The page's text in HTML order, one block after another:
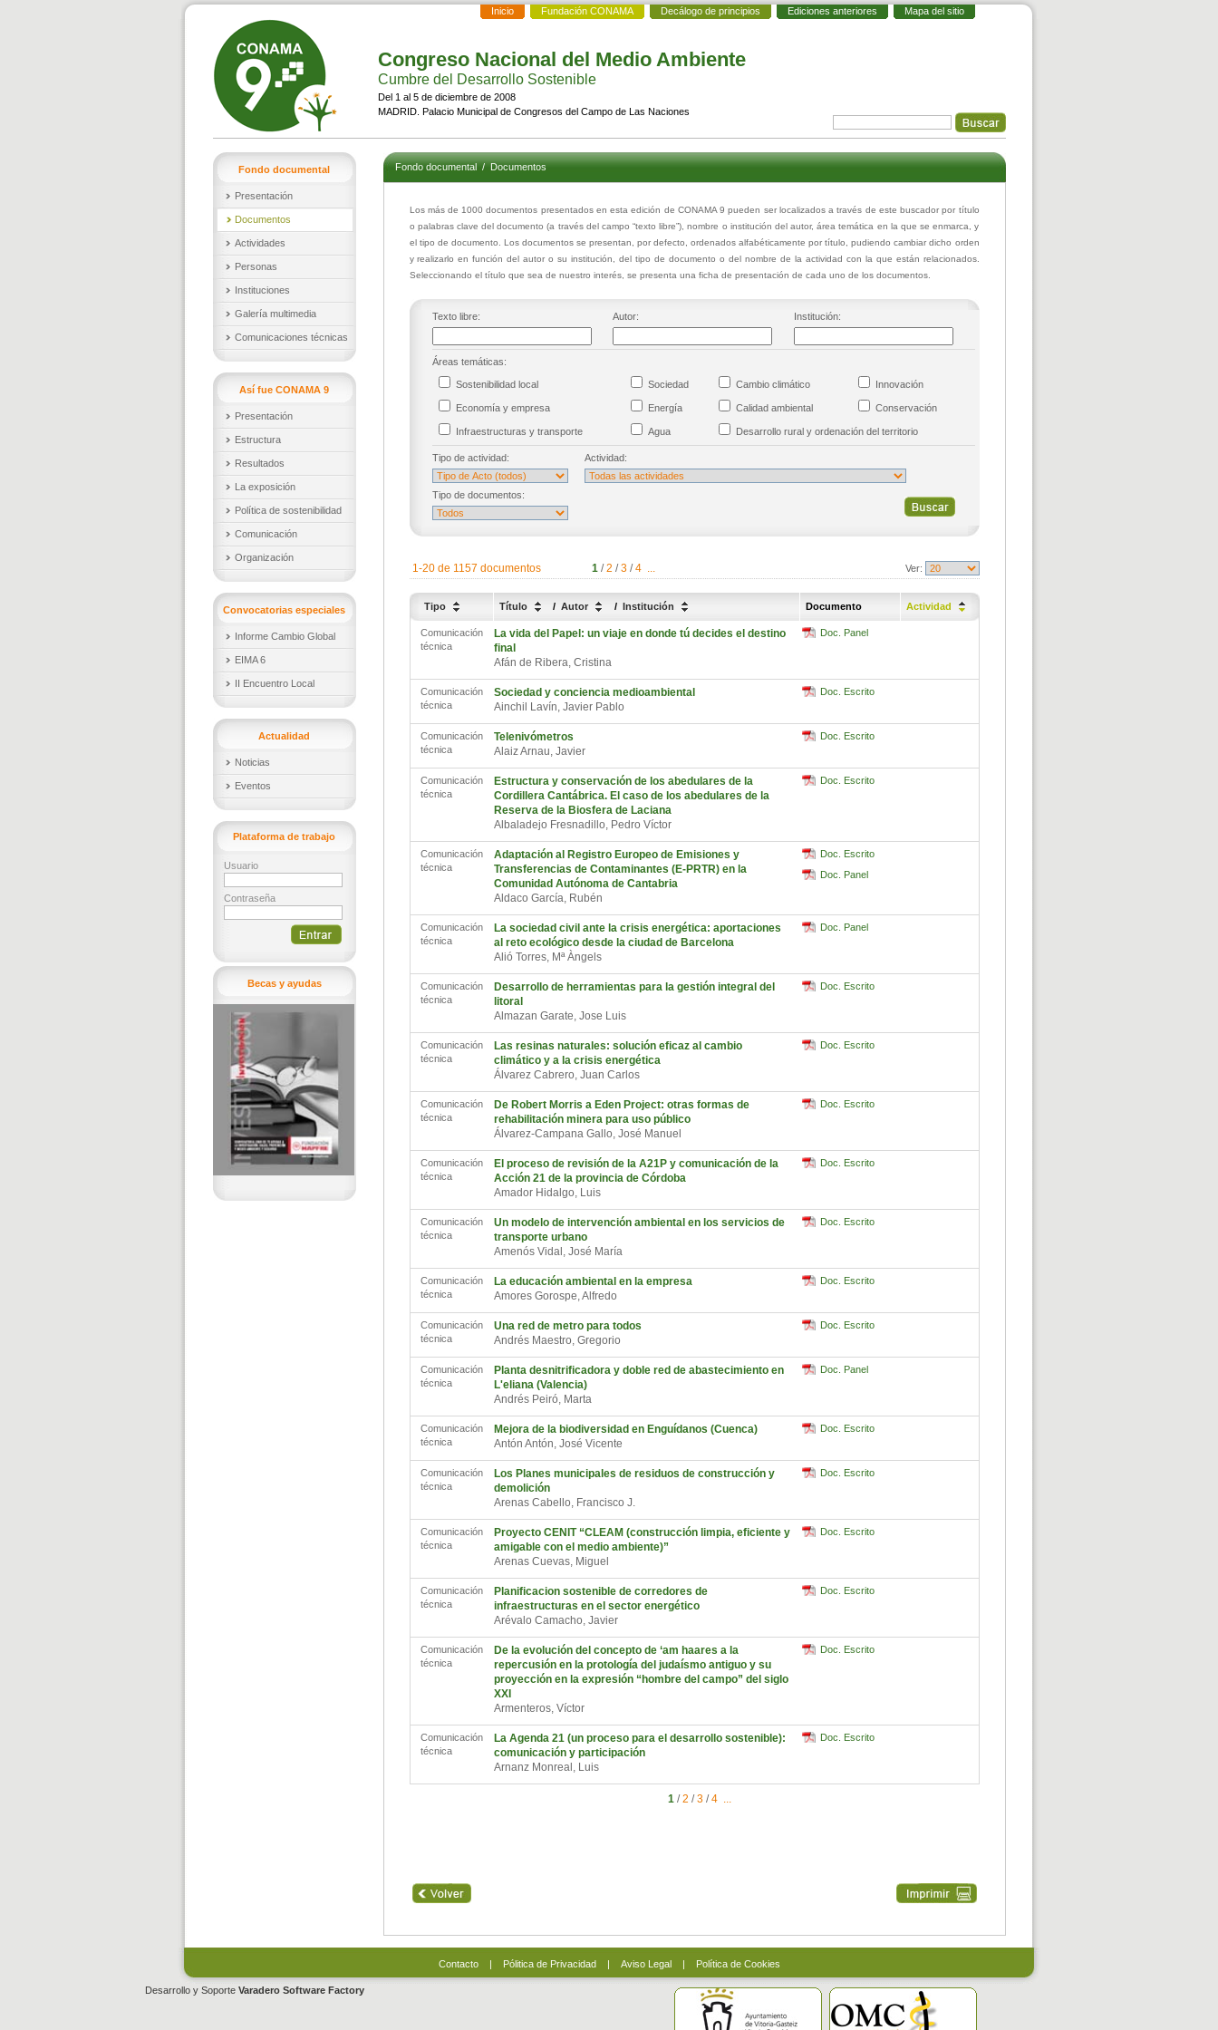
Inicio Fundación CONAMA Decálogo de principios Ediciones anteriores Mapa del sitio
Congreso Nacional del Medio Ambiente
Cumbre del Desarrollo Sostenible
Del 1 al 5 de diciembre de 2008
MADRID. Palacio Municipal de Congresos del Campo de Las Naciones
Fondo documental
Presentación
Documentos
Actividades
Personas
Instituciones
Galería multimedia
Comunicaciones técnicas
Así fue CONAMA 9
Presentación
Estructura
Resultados
La exposición
Política de sostenibilidad
Comunicación
Organización
Convocatorias especiales
Informe Cambio Global
EIMA 6
II Encuentro Local
Actualidad
Noticias
Eventos
Plataforma de trabajo
Usuario
Contraseña
Becas y ayudas
Fondo documental/Documentos
Los más de 1000 documentos presentados en esta edición de CONAMA 9 pueden ser localizados a través de este buscador por título
o palabras clave del documento (a través del campo “texto libre”), nombre o institución del autor, área temática en la que se enmarca, y
el tipo de documento. Los documentos se presentan, por defecto, ordenados alfabéticamente por título, pudiendo cambiar dicho orden
y realizarlo en función del autor o su institución, del tipo de documento o del nombre de la actividad con la que están relacionados.
Seleccionando el título que sea de nuestro interés, se presenta una ficha de presentación de cada uno de los documentos.
Texto libre: Autor: Institución:
Áreas temáticas:
Sostenibilidad local Sociedad Cambio climático Innovación
Economía y empresa Energía Calidad ambiental Conservación
Infraestructuras y transporte Agua Desarrollo rural y ordenación del territorio
Tipo de actividad: Actividad:
Tipo de documentos:
1-20 de 1157 documentos 1 / 2 / 3 / 4 ... Ver:
Tipo Título / Autor / Institución Documento Actividad
Comunicación
técnica
La vida del Papel: un viaje en donde tú decides el destino
final
Afán de Ribera, Cristina
Doc. Panel
Comunicación
técnica
Sociedad y conciencia medioambiental
Ainchil Lavín, Javier Pablo
Doc. Escrito
Comunicación
técnica
Telenivómetros
Alaiz Arnau, Javier
Doc. Escrito
Comunicación
técnica
Estructura y conservación de los abedulares de la
Cordillera Cantábrica. El caso de los abedulares de la
Reserva de la Biosfera de Laciana
Albaladejo Fresnadillo, Pedro Víctor
Doc. Escrito
Comunicación
técnica
Adaptación al Registro Europeo de Emisiones y
Transferencias de Contaminantes (E-PRTR) en la
Comunidad Autónoma de Cantabria
Aldaco García, Rubén
Doc. Escrito
Doc. Panel
Comunicación
técnica
La sociedad civil ante la crisis energética: aportaciones
al reto ecológico desde la ciudad de Barcelona
Alió Torres, Mª Àngels
Doc. Panel
Comunicación
técnica
Desarrollo de herramientas para la gestión integral del
litoral
Almazan Garate, Jose Luis
Doc. Escrito
Comunicación
técnica
Las resinas naturales: solución eficaz al cambio
climático y a la crisis energética
Álvarez Cabrero, Juan Carlos
Doc. Escrito
Comunicación
técnica
De Robert Morris a Eden Project: otras formas de
rehabilitación minera para uso público
Álvarez-Campana Gallo, José Manuel
Doc. Escrito
Comunicación
técnica
El proceso de revisión de la A21P y comunicación de la
Acción 21 de la provincia de Córdoba
Amador Hidalgo, Luis
Doc. Escrito
Comunicación
técnica
Un modelo de intervención ambiental en los servicios de
transporte urbano
Amenós Vidal, José María
Doc. Escrito
Comunicación
técnica
La educación ambiental en la empresa
Amores Gorospe, Alfredo
Doc. Escrito
Comunicación
técnica
Una red de metro para todos
Andrés Maestro, Gregorio
Doc. Escrito
Comunicación
técnica
Planta desnitrificadora y doble red de abastecimiento en
L'eliana (Valencia)
Andrés Peiró, Marta
Doc. Panel
Comunicación
técnica
Mejora de la biodiversidad en Enguídanos (Cuenca)
Antón Antón, José Vicente
Doc. Escrito
Comunicación
técnica
Los Planes municipales de residuos de construcción y
demolición
Arenas Cabello, Francisco J.
Doc. Escrito
Comunicación
técnica
Proyecto CENIT “CLEAM (construcción limpia, eficiente y
amigable con el medio ambiente)”
Arenas Cuevas, Miguel
Doc. Escrito
Comunicación
técnica
Planificacion sostenible de corredores de
infraestructuras en el sector energético
Arévalo Camacho, Javier
Doc. Escrito
Comunicación
técnica
De la evolución del concepto de ‘am haares a la
repercusión en la protología del judaísmo antiguo y su
proyección en la expresión “hombre del campo” del siglo
XXI
Armenteros, Víctor
Doc. Escrito
Comunicación
técnica
La Agenda 21 (un proceso para el desarrollo sostenible):
comunicación y participación
Arnanz Monreal, Luis
Doc. Escrito
1 / 2 / 3 / 4 ...
Contacto| Pólitica de Privacidad| Aviso Legal| Política de Cookies
Desarrollo y Soporte Varadero Software Factory